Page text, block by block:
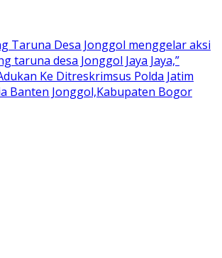
Taruna Desa Jonggol menggelar aksi
desa Jonggol Jaya Jaya,”
Ke Ditreskrimsus Polda Jatim
Banten Jonggol,Kabupaten Bogor